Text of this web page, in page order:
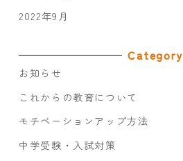
2022年9月
Category
お知らせ
これからの教育について
モチベーションアップ方法
中学受験・入試対策